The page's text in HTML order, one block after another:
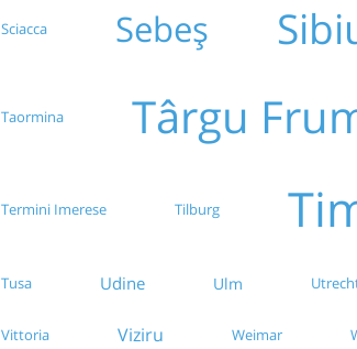
Sciacca Sebeș
Taormina Târgu
Termini Imerese Tilburg
Tusa Udine Ulm
Vittoria Viziru Weimar